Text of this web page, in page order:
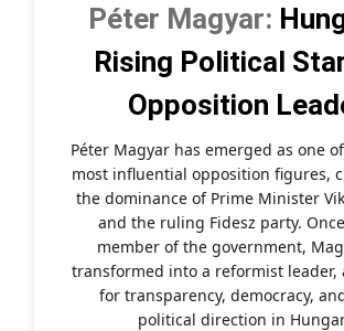
Péter Magyar:
Rising Political
Opposition
Péter Magyar has emerged as one
most influential opposition figures,
the dominance of Prime Minister
and the ruling Fidesz party.
member of the government,
transformed into a reformist leader,
for transparency, democracy,
political direction in